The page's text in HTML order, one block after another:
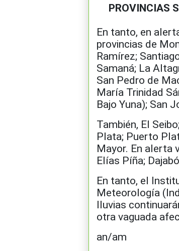
PROVINCIAS
En tanto, en
provincias de
Ramírez;
Samaná; La
San Pedro de
María Trinidad
Bajo Yuna); San
También, El
Plata; Puerto
Mayor. En alerta
Elías Píña;
En tanto, el
Meteorología
lluvias
otra vaguada
an/am